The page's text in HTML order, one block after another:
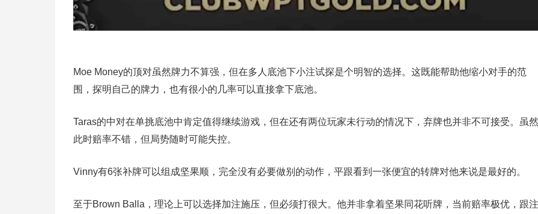
Moe Money的顶对虽然牌力不算强，但在多人底池下小注试探是个明智的选择。这既能帮助他缩小对手的范
围，探明自己的牌力，也有很小的几率可以直接拿下底池。
Taras的中对在单挑底池中肯定值得继续游戏，但在还有两位玩家未行动的情况下，弃牌也并非不可接受。虽然
此时赔率不错，但局势随时可能失控。
Vinny有6张补牌可以组成坚果顺，完全没有必要做别的动作，平跟看到一张便宜的转牌对他来说是最好的。
至于Brown Balla，理论上可以选择加注施压，但必须打很大。他并非拿着坚果同花听牌，当前赔率极优，跟注